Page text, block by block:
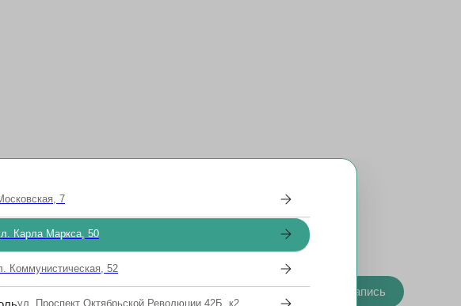
Онлайн запись
7
Карла Маркса, 50
Коммунистическая, 52
ул. Проспект Октябрьской Революции 42Б, к2